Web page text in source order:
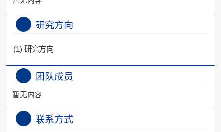
研究方向
(1) 研究方向
团队成员
暂无内容
联系方式